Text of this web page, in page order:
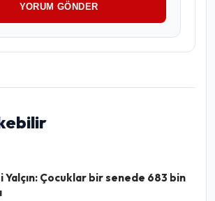
YORUM GÖNDER
Yalçın: Çocuklar bir senede 683 bin